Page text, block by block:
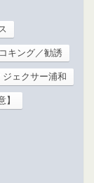
キング／勧誘
ジェクサー浦和